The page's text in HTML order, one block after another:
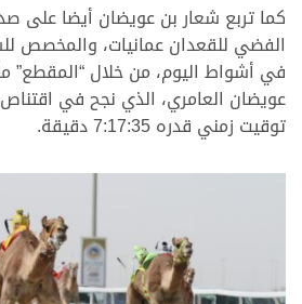
كما تربع شعار بن عويضان أيضا على
الفضي للقعدان عمانيات، والمخصص
في أشواط اليوم، من خلال
عويضان العامري، الذي نجح في
توقيت زمني قدره 7:17:35 دقيقة.